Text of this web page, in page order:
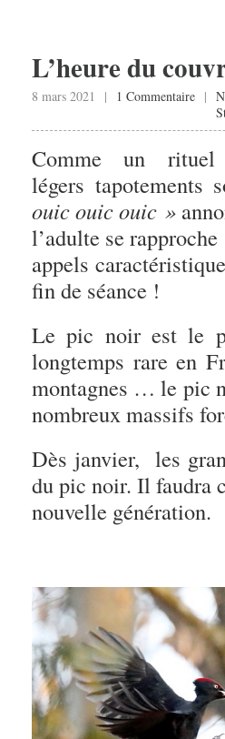
L’heure du
8 mars 2021 | 1 Commentaire |
Comme un
légers tapotements
ouic ouic ouic »
l’adulte se
appels
fin de séance !
Le pic noir est le
longtemps rare en
montagnes … le pic
nombreux massifs
Dès janvier, les
du pic noir. Il faudra
nouvelle génération.